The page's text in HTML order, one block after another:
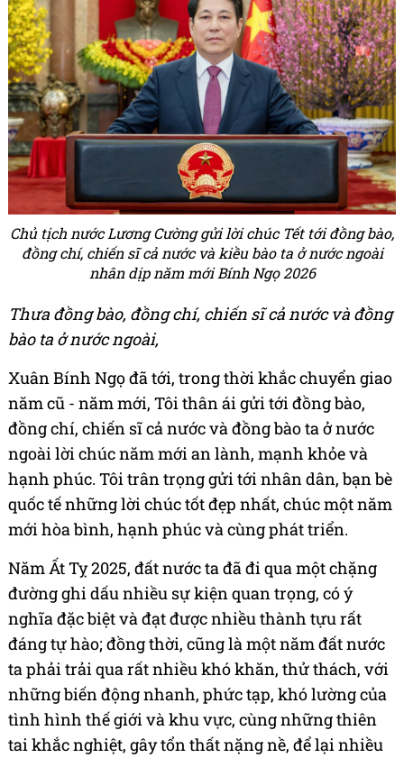
Chủ tịch nước Lương Cường gửi lời chúc Tết tới đồng bào,
đồng chí, chiến sĩ cả nước và kiều bào ta ở nước ngoài
nhân dịp năm mới Bính Ngọ 2026
Thưa đồng bào, đồng chí, chiến sĩ cả nước và đồng
bào ta ở nước ngoài,
Xuân Bính Ngọ đã tới, trong thời khắc chuyển giao
năm cũ - năm mới, Tôi thân ái gửi tới đồng bào,
đồng chí, chiến sĩ cả nước và đồng bào ta ở nước
ngoài lời chúc năm mới an lành, mạnh khỏe và
hạnh phúc. Tôi trân trọng gửi tới nhân dân, bạn bè
quốc tế những lời chúc tốt đẹp nhất, chúc một năm
mới hòa bình, hạnh phúc và cùng phát triển.
Năm Ất Tỵ 2025, đất nước ta đã đi qua một chặng
đường ghi dấu nhiều sự kiện quan trọng, có ý
nghĩa đặc biệt và đạt được nhiều thành tựu rất
đáng tự hào; đồng thời, cũng là một năm đất nước
ta phải trải qua rất nhiều khó khăn, thử thách, với
những biến động nhanh, phức tạp, khó lường của
tình hình thế giới và khu vực, cùng những thiên
tai khắc nghiệt, gây tổn thất nặng nề, để lại nhiều